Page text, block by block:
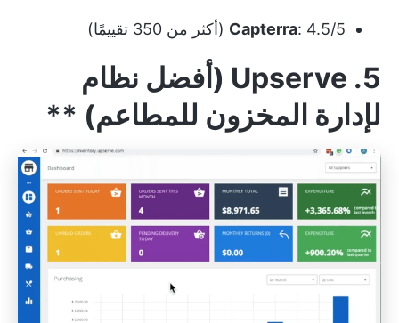
Capterra: 4.5/5 (أكثر من 350 تقييمًا)
5. Upserve (أفضل نظام
لإدارة المخزون للمطاعم) **